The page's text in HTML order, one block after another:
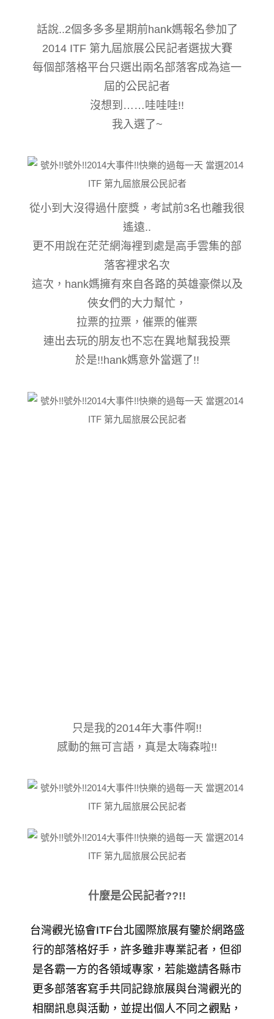
話說..2個多多多星期前hank媽報名參加了
2014 ITF 第九屆旅展公民記者選拔大賽
每個部落格平台只選出兩名部落客成為這一
屆的公民記者
沒想到……哇哇哇!!
我入選了~
從小到大沒得過什麼獎，考試前3名也離我很
遙遠..
更不用說在茫茫網海裡到處是高手雲集的部
落客裡求名次
這次，hank媽擁有來自各路的英雄豪傑以及
俠女們的大力幫忙，
拉票的拉票，催票的催票
連出去玩的朋友也不忘在異地幫我投票
於是!!hank媽意外當選了!!
只是我的2014年大事件啊!!
感動的無可言語，真是太嗨森啦!!
什麼是公民記者??!!
台灣觀光協會ITF台北國際旅展有鑒於網路盛
行的部落格好手，許多雖非專業記者，但卻
是各霸一方的各領域專家，若能邀請各縣市
更多部落客寫手共同記錄旅展與台灣觀光的
相關訊息與活動，並提出個人不同之觀點，